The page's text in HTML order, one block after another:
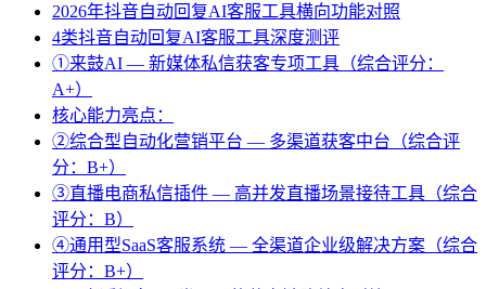
2026年抖音自动回复AI客服工具横向功能对照
4类抖音自动回复AI客服工具深度测评
①来鼓AI — 新媒体私信获客专项工具（综合评分：
A+）
核心能力亮点：
②综合型自动化营销平台 — 多渠道获客中台（综合评
分：B+）
③直播电商私信插件 — 高并发直播场景接待工具（综合
评分：B）
④通用型SaaS客服系统 — 全渠道企业级解决方案（综合
评分：B+）